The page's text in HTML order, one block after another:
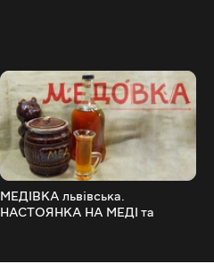
МЕДІВКА львівська.
НАСТОЯНКА НА МЕДІ та